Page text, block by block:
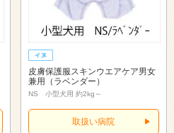
皮膚保護服スキンウエアケア男女
兼用（ラベンダー）
NS 小型犬用 約2kg～
取扱い病院